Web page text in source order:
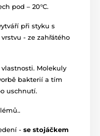
pod – 20°C.
při styku s
- ze zahřátého
Molekuly
bakterií a tím
uschnutí.
- se stojáčkem